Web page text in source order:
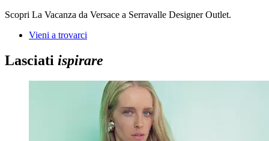
Scopri La Vacanza da Versace a Serravalle Designer Outlet.
Vieni a trovarci
Lasciati ispirare